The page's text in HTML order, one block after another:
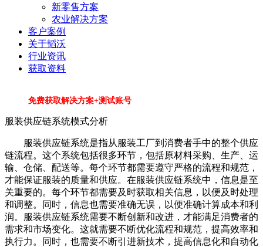
新零售方案
农业解决方案
客户案例
关于韬沃
行业资讯
获取资料
免费获取解决方案+测试账号
服装供应链系统模式分析
服装供应链系统是指从服装工厂到消费者手中的整个供应
链流程。这个系统包括很多环节，包括原材料采购、生产、运
输、仓储、配送等。每个环节都需要遵守严格的流程和规范，
才能保证服装的质量和供应。在服装供应链系统中，信息是至
关重要的。每个环节都需要及时获取相关信息，以便及时处理
和调整。同时，信息也需要准确无误，以便准确计算成本和利
润。服装供应链系统需要不断创新和改进，才能满足消费者的
需求和市场变化。这就需要不断优化流程和规范，提高效率和
执行力。同时，也需要不断引进新技术，提高信息化和自动化